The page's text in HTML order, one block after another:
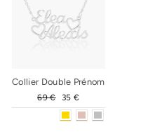
Collier Double Prénom
Prix
régulier
69 €
Prix
réduit
35 €